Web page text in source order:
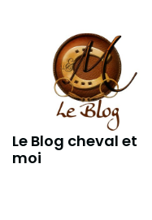
Le Blog cheval et
moi